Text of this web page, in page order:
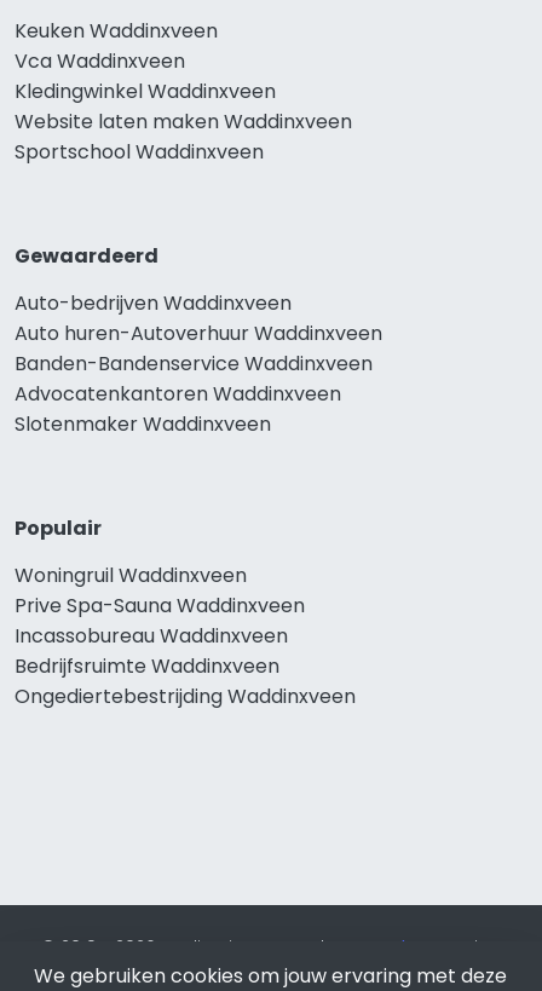
Keuken Waddinxveen
Vca Waddinxveen
Kledingwinkel Waddinxveen
Website laten maken Waddinxveen
Sportschool Waddinxveen
Gewaardeerd
Auto-bedrijven Waddinxveen
Auto huren-Autoverhuur Waddinxveen
Banden-Bandenservice Waddinxveen
Advocatenkantoren Waddinxveen
Slotenmaker Waddinxveen
Populair
Woningruil Waddinxveen
Prive Spa-Sauna Waddinxveen
Incassobureau Waddinxveen
Bedrijfsruimte Waddinxveen
Ongediertebestrijding Waddinxveen
© 2019 - 2026 Realisatie en SEO door SEO-bureau
Lion
Internet. Betaal alleen voor bewezen resultaten?SEO
We gebruiken cookies om jouw ervaring met deze